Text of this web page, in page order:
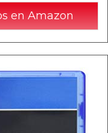
en Amazon